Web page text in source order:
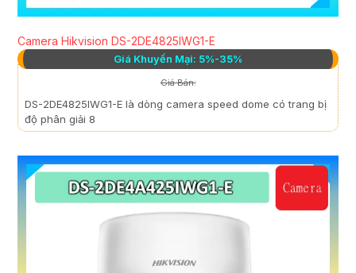
Camera Hikvision DS-2DE4825IWG1-E
Giá Khuyến Mại: 5%-35%
Giá Bán:
DS-2DE4825IWG1-E là dòng camera speed dome có trang bị
độ phân giải 8